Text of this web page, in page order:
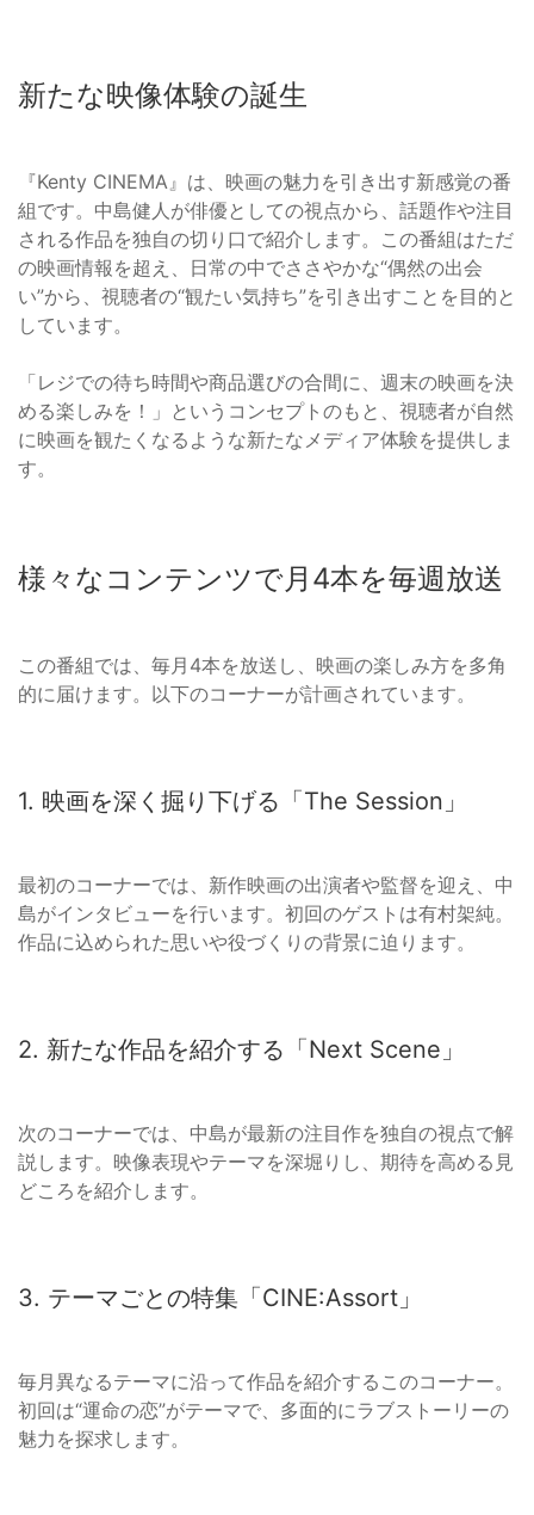
新たな映像体験の誕生
『Kenty CINEMA』は、映画の魅力を引き出す新感覚の番
組です。中島健人が俳優としての視点から、話題作や注目
される作品を独自の切り口で紹介します。この番組はただ
の映画情報を超え、日常の中でささやかな“偶然の出会
い”から、視聴者の“観たい気持ち”を引き出すことを目的と
しています。
「レジでの待ち時間や商品選びの合間に、週末の映画を決
める楽しみを！」というコンセプトのもと、視聴者が自然
に映画を観たくなるような新たなメディア体験を提供しま
す。
様々なコンテンツで月4本を毎週放送
この番組では、毎月4本を放送し、映画の楽しみ方を多角
的に届けます。以下のコーナーが計画されています。
1. 映画を深く掘り下げる「The Session」
最初のコーナーでは、新作映画の出演者や監督を迎え、中
島がインタビューを行います。初回のゲストは有村架純。
作品に込められた思いや役づくりの背景に迫ります。
2. 新たな作品を紹介する「Next Scene」
次のコーナーでは、中島が最新の注目作を独自の視点で解
説します。映像表現やテーマを深堀りし、期待を高める見
どころを紹介します。
3. テーマごとの特集「CINE:Assort」
毎月異なるテーマに沿って作品を紹介するこのコーナー。
初回は“運命の恋”がテーマで、多面的にラブストーリーの
魅力を探求します。